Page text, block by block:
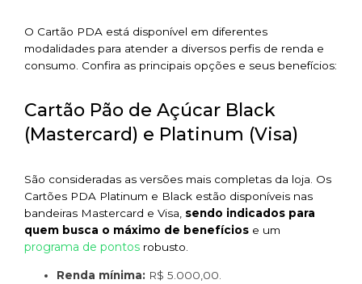
O Cartão PDA está disponível em diferentes
modalidades para atender a diversos perfis de renda e
consumo. Confira as principais opções e seus benefícios:
Cartão Pão de Açúcar Black
(Mastercard) e Platinum (Visa)
São consideradas as versões mais completas da loja. Os
Cartões PDA Platinum e Black estão disponíveis nas
bandeiras Mastercard e Visa, sendo indicados para
quem busca o máximo de benefícios e um
programa de pontos robusto.
Renda mínima: R$ 5.000,00.